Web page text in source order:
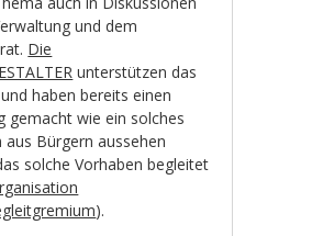
und dem
Die
unterstützen das
haben bereits einen
gemacht wie ein solches
aus Bürgern aussehen
solche Vorhaben begleitet
).